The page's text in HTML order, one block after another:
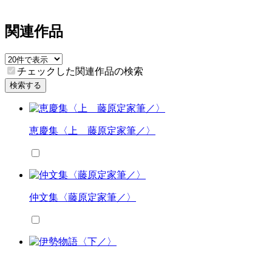
関連作品
チェックした関連作品の検索
検索する
恵慶集〈上 藤原定家筆／〉
仲文集〈藤原定家筆／〉